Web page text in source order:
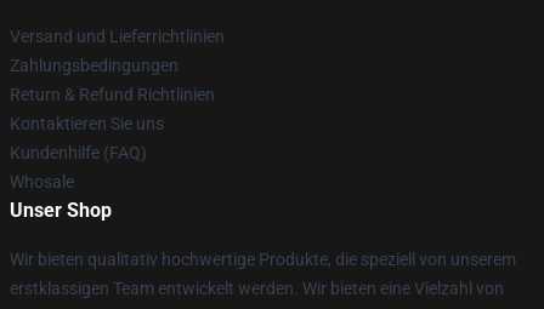
Versand und Lieferrichtlinien
Zahlungsbedingungen
Return & Refund Richtlinien
Kontaktieren Sie uns
Kundenhilfe (FAQ)
Whosale
Unser Shop
Wir bieten qualitativ hochwertige Produkte, die speziell von unserem
erstklassigen Team entwickelt werden. Wir bieten eine Vielzahl von